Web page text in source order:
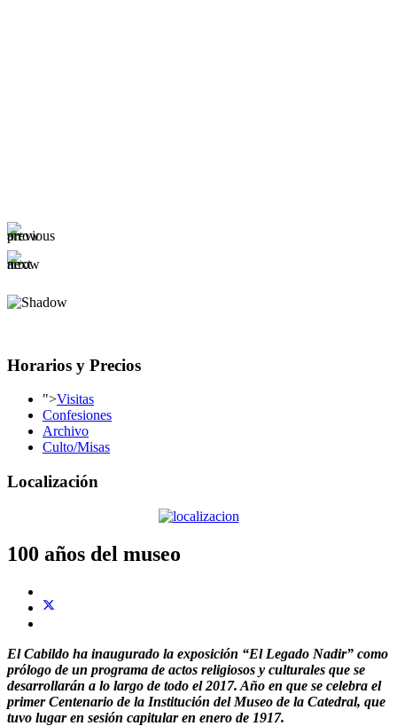
Horarios y Precios
">Visitas
Confesiones
Archivo
Culto/Misas
Localización
100 años del museo
El Cabildo ha inaugurado la exposición “El Legado Nadir” como
prólogo de un programa de actos religiosos y culturales que se
desarrollarán a lo largo de todo el 2017. Año en que se celebra el
primer Centenario de la Institución del Museo de la Catedral, que
tuvo lugar en sesión capitular en enero de 1917.